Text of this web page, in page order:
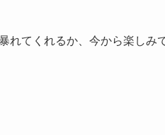
れてくれるか、今から楽しみ